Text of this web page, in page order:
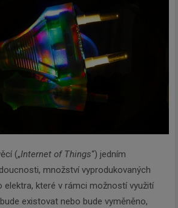
(„Internet of Things“) jedním
množství vyprodukovaných
elektra, které v rámci možností využití
existovat nebo bude vyměněno,